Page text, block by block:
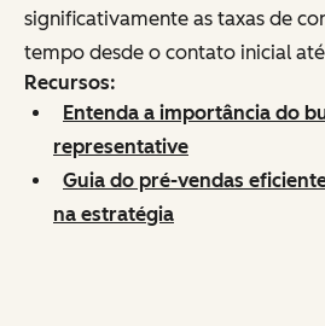
significativamente as taxas de
tempo desde o contato inicial
Recursos:
Entenda a importância do
representative
Guia do pré-vendas
na estratégia